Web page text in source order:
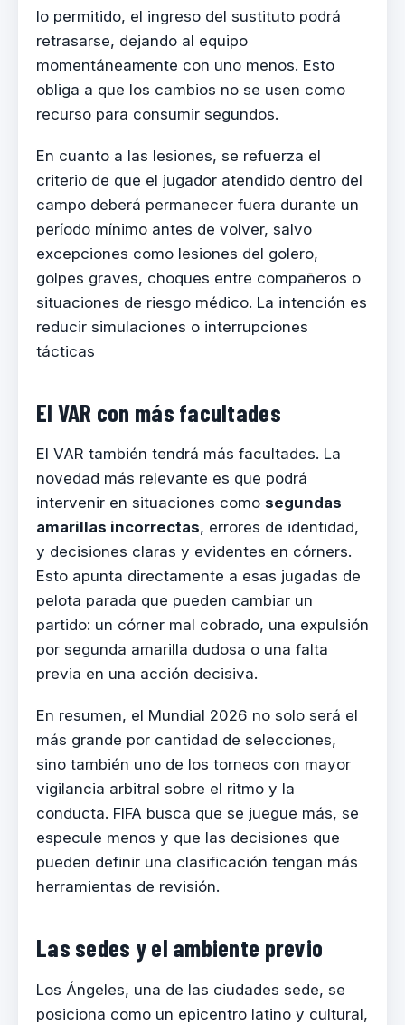
lo permitido, el ingreso del sustituto podrá
retrasarse, dejando al equipo
momentáneamente con uno menos. Esto
obliga a que los cambios no se usen como
recurso para consumir segundos.
En cuanto a las lesiones, se refuerza el
criterio de que el jugador atendido dentro del
campo deberá permanecer fuera durante un
período mínimo antes de volver, salvo
excepciones como lesiones del golero,
golpes graves, choques entre compañeros o
situaciones de riesgo médico. La intención es
reducir simulaciones o interrupciones
tácticas
El VAR con más facultades
El VAR también tendrá más facultades. La
novedad más relevante es que podrá
intervenir en situaciones como segundas
amarillas incorrectas, errores de identidad,
y decisiones claras y evidentes en córners.
Esto apunta directamente a esas jugadas de
pelota parada que pueden cambiar un
partido: un córner mal cobrado, una expulsión
por segunda amarilla dudosa o una falta
previa en una acción decisiva.
En resumen, el Mundial 2026 no solo será el
más grande por cantidad de selecciones,
sino también uno de los torneos con mayor
vigilancia arbitral sobre el ritmo y la
conducta. FIFA busca que se juegue más, se
especule menos y que las decisiones que
pueden definir una clasificación tengan más
herramientas de revisión.
Las sedes y el ambiente previo
Los Ángeles, una de las ciudades sede, se
posiciona como un epicentro latino y cultural,